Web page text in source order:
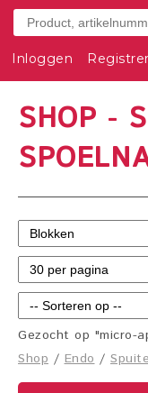
Inloggen
SHOP -
Gezocht op "micro-
Shop /Endo/